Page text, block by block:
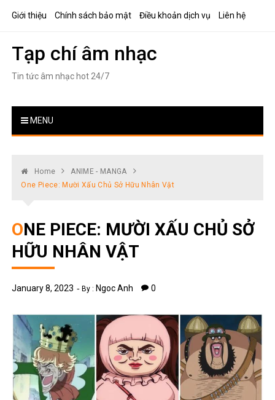
Giới thiệu Chính sách bảo mật Điều khoản dịch vụ Liên hệ
Tạp chí âm nhạc
Tin tức âm nhạc hot 24/7
MENU
Home
ANIME - MANGA
One Piece: Mười Xấu Chủ Sở Hữu Nhân Vật
ONE PIECE: MƯỜI XẤU CHỦ SỞ
HỮU NHÂN VẬT
January 8, 2023 By : Ngoc Anh 0